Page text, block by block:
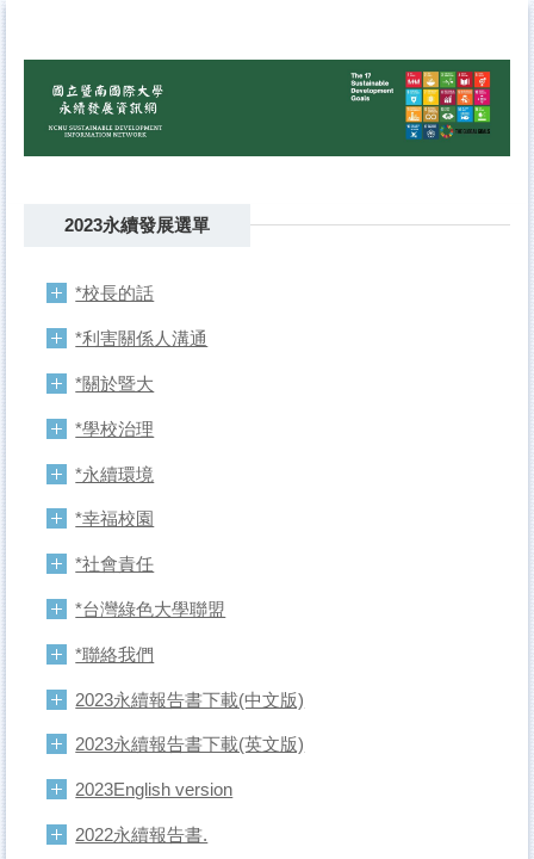
2023永續發展選單
*校長的話
*利害關係人溝通
*關於暨大
*學校治理
*永續環境
*幸福校園
*社會責任
*台灣綠色大學聯盟
*聯絡我們
2023永續報告書下載(中文版)
2023永續報告書下載(英文版)
2023English version
2022永續報告書.